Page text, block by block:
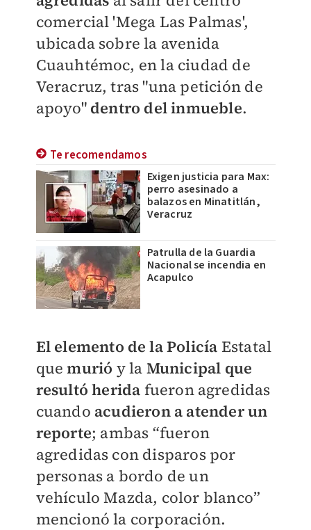
comercial 'Mega Las Palmas',
ubicada sobre la avenida
Cuauhtémoc, en la ciudad de
Veracruz, tras "una petición de
apoyo" dentro del inmueble.
Te recomendamos
Exigen justicia para Max:
perro asesinado a
balazos en Minatitlán,
Veracruz
Patrulla de la Guardia
Nacional se incendia en
Acapulco
El elemento de la Policía Estatal
quemurió y la Municipal que
resultó herida fueron agredidas
cuando acudieron a atender un
reporte; ambas “fueron
agredidas con disparos por
personas a bordo de un
vehículo Mazda, color blanco”
mencionó la corporación.